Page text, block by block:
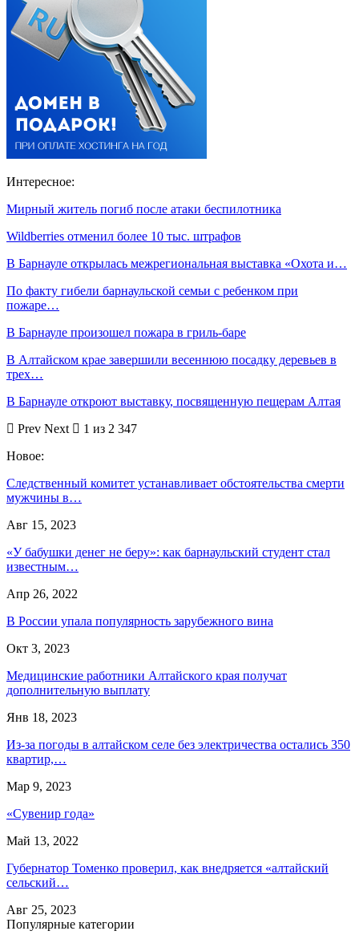
Интересное:
Мирный житель погиб после атаки беспилотника
Wildberries отменил более 10 тыс. штрафов
В Барнауле открылась межрегиональная выставка «Охота и…
По факту гибели барнаульской семьи с ребенком при
пожаре…
В Барнауле произошел пожара в гриль-баре
В Алтайском крае завершили весеннюю посадку деревьев в
трех…
В Барнауле откроют выставку, посвященную пещерам Алтая
Prev Next
1 из 2 347
Новое:
Следственный комитет устанавливает обстоятельства смерти
мужчины в…
Авг 15, 2023
«У бабушки денег не беру»: как барнаульский студент стал
известным…
Апр 26, 2022
В России упала популярность зарубежного вина
Окт 3, 2023
Медицинские работники Алтайского края получат
дополнительную выплату
Янв 18, 2023
Из-за погоды в алтайском селе без электричества остались 350
квартир,…
Мар 9, 2023
«Сувенир года»
Май 13, 2022
Губернатор Томенко проверил, как внедряется «алтайский
сельский…
Авг 25, 2023
Популярные категории